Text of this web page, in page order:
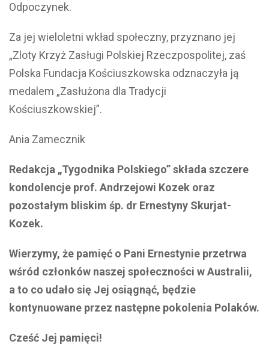
Odpoczynek.
Za jej wieloletni wkład społeczny, przyznano jej
„Zloty Krzyż Zasługi Polskiej Rzeczpospolitej, zaś
Polska Fundacja Kościuszkowska odznaczyła ją
medalem „Zasłużona dla Tradycji
Kościuszkowskiej”.
Ania Zamecznik
Redakcja „Tygodnika Polskiego” składa szczere
kondolencje prof. Andrzejowi Kozek oraz
pozostałym bliskim śp. dr Ernestyny Skurjat-
Kozek.
Wierzymy, że pamięć o Pani Ernestynie przetrwa
wśród członków naszej społeczności w Australii,
a to co udało się Jej osiągnąć, będzie
kontynuowane przez następne pokolenia Polaków.
Cześć Jej pamięci!